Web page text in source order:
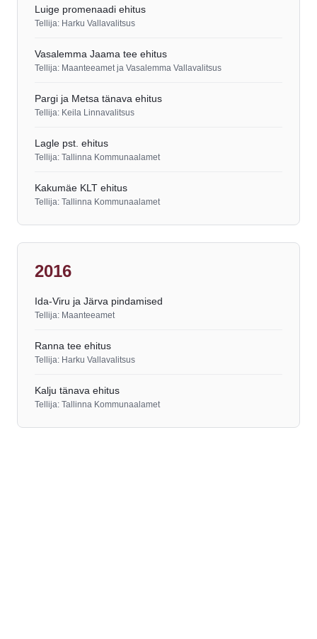
Luige promenaadi ehitus
Tellija: Harku Vallavalitsus
Vasalemma Jaama tee ehitus
Tellija: Maanteeamet ja Vasalemma Vallavalitsus
Pargi ja Metsa tänava ehitus
Tellija: Keila Linnavalitsus
Lagle pst. ehitus
Tellija: Tallinna Kommunaalamet
Kakumäe KLT ehitus
Tellija: Tallinna Kommunaalamet
2016
Ida-Viru ja Järva pindamised
Tellija: Maanteeamet
Ranna tee ehitus
Tellija: Harku Vallavalitsus
Kalju tänava ehitus
Tellija: Tallinna Kommunaalamet